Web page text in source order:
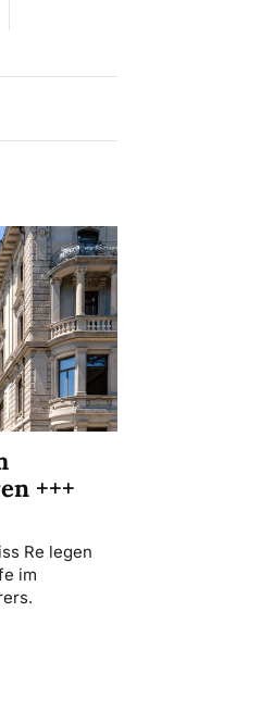
+++
Re legen
im